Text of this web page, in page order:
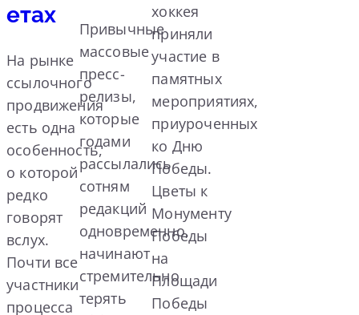
етах
На рынке
ссылочного
продвижения
есть одна
особенность,
о которой
редко
говорят
вслух.
Почти все
участники
процесса
Привычные
массовые
пресс-
релизы,
которые
годами
рассылались
сотням
редакций
одновременно,
начинают
стремительно
терять
хоккея
приняли
участие в
памятных
мероприятиях,
приуроченных
ко Дню
Победы.
Цветы к
Монументу
Победы
на
Площади
Победы